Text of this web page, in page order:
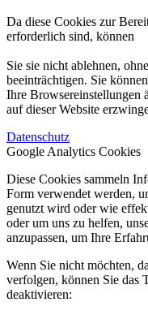
Da diese Cookies zur
erforderlich sind, können
Sie sie nicht ablehnen,
beeinträchtigen. Sie
Ihre Browsereinstellungen
auf dieser Website
Datenschutz
Google Analytics Cookies
Diese Cookies sammeln
Form verwendet werden,
genutzt wird oder wie
oder um uns zu helfen,
anzupassen, um Ihre
Wenn Sie nicht möchten,
verfolgen, können Sie das
deaktivieren: